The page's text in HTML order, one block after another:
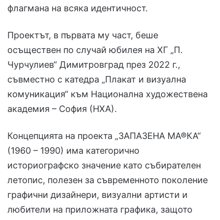
флагмана на всяка идентичност.
Проектът, в първата му част, беше
осъществен по случай юбилея на ХГ „П.
Чурчулиев“ Димитровград през 2022 г.,
съвместно с катедра „Плакат и визуална
комуникация“ към Национална художествена
академия – София (НХА).
Концепцията на проекта „ЗАПАЗЕНА МА®КА“
(1960 – 1990) има категорично
историографско значение като събирателен
летопис, полезен за съвременното поколение
графични дизайнери, визуални артисти и
любители на приложната графика, защото